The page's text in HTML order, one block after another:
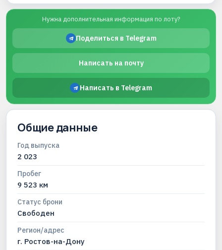
Нужна дополнительная информация по лоту?
Поделиться в Telegram
Написать на почту
Написать в Telegram
Общие данные
Год выпуска
2 023
Пробег
9 523 км
Статус брони
Свободен
Регион/адрес
г. Ростов-на-Дону